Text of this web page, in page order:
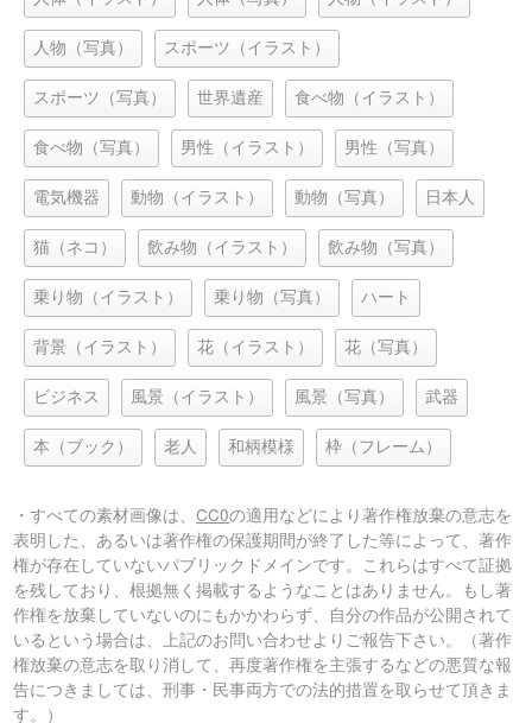
人物（写真） スポーツ（イラスト）
スポーツ（写真） 世界遺産 食べ物（イラスト）
食べ物（写真） 男性（イラスト） 男性（写真）
電気機器 動物（イラスト） 動物（写真） 日本人
猫（ネコ） 飲み物（イラスト） 飲み物（写真）
乗り物（イラスト） 乗り物（写真） ハート
背景（イラスト） 花（イラスト） 花（写真）
ビジネス 風景（イラスト） 風景（写真） 武器
本（ブック） 老人 和柄模様 枠（フレーム）
・すべての素材画像は、CC0の適用などにより著作権放棄の意志を
表明した、あるいは著作権の保護期間が終了した等によって、著作
権が存在していないパブリックドメインです。これらはすべて証拠
を残しており、根拠無く掲載するようなことはありません。もし著
作権を放棄していないのにもかかわらず、自分の作品が公開されて
いるという場合は、上記のお問い合わせよりご報告下さい。（著作
権放棄の意志を取り消して、再度著作権を主張するなどの悪質な報
告につきましては、刑事・民事両方での法的措置を取らせて頂きま
す。）